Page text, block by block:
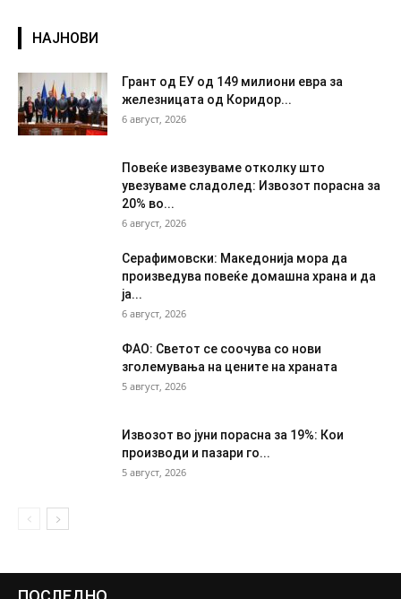
НАЈНОВИ
Грант од ЕУ од 149 милиони евра за
железницата од Коридор...
6 август, 2026
Повеќе извезуваме отколку што
увезуваме сладолед: Извозот порасна за
20% во...
6 август, 2026
Серафимовски: Македонија мора да
произведува повеќе домашна храна и да
ја...
6 август, 2026
ФАО: Светот се соочува со нови
зголемувања на цените на храната
5 август, 2026
Извозот во јуни порасна за 19%: Кои
производи и пазари го...
5 август, 2026